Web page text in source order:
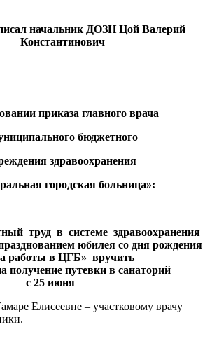
начальник ДОЗН Цой Валерий
Константинович
приказа главного врача
бюджетного
здравоохранения
городская больница»:
труд в системе здравоохранения
юбилея со дня рождения
работы в ЦГБ» вручить
путевки в санаторий
с 25 июня
Елисеевне – участковому врачу